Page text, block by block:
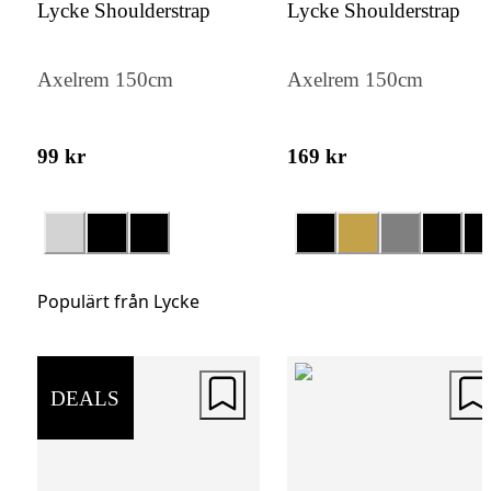
animaliska material, vilket gör den till ett
konsumenten. Den kombinerar stil och
hållbarhet på ett effektivt sätt.
Lycke Shoulderstrap
Axelrem 150cm
99 kr
Lycke Shoulderstrap
Axelrem 150cm
169 kr
Populärt från Lycke
DEALS